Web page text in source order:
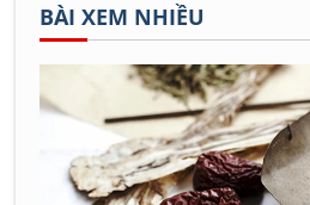
BÀI XEM NHIỀU